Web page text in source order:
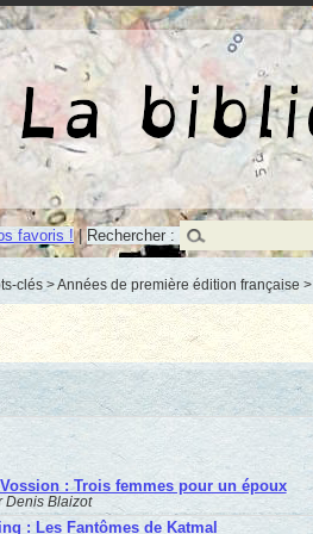
favoris !|Rechercher :
clés > Années de première édition française >
: Trois femmes pour un époux
Denis Blaizot
: Les Fantômes de Katmal